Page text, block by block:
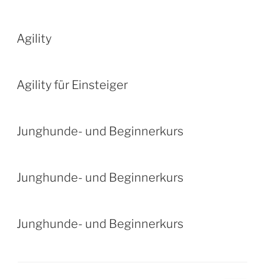
Agility
Agility für Einsteiger
Junghunde- und Beginnerkurs
Junghunde- und Beginnerkurs
Junghunde- und Beginnerkurs